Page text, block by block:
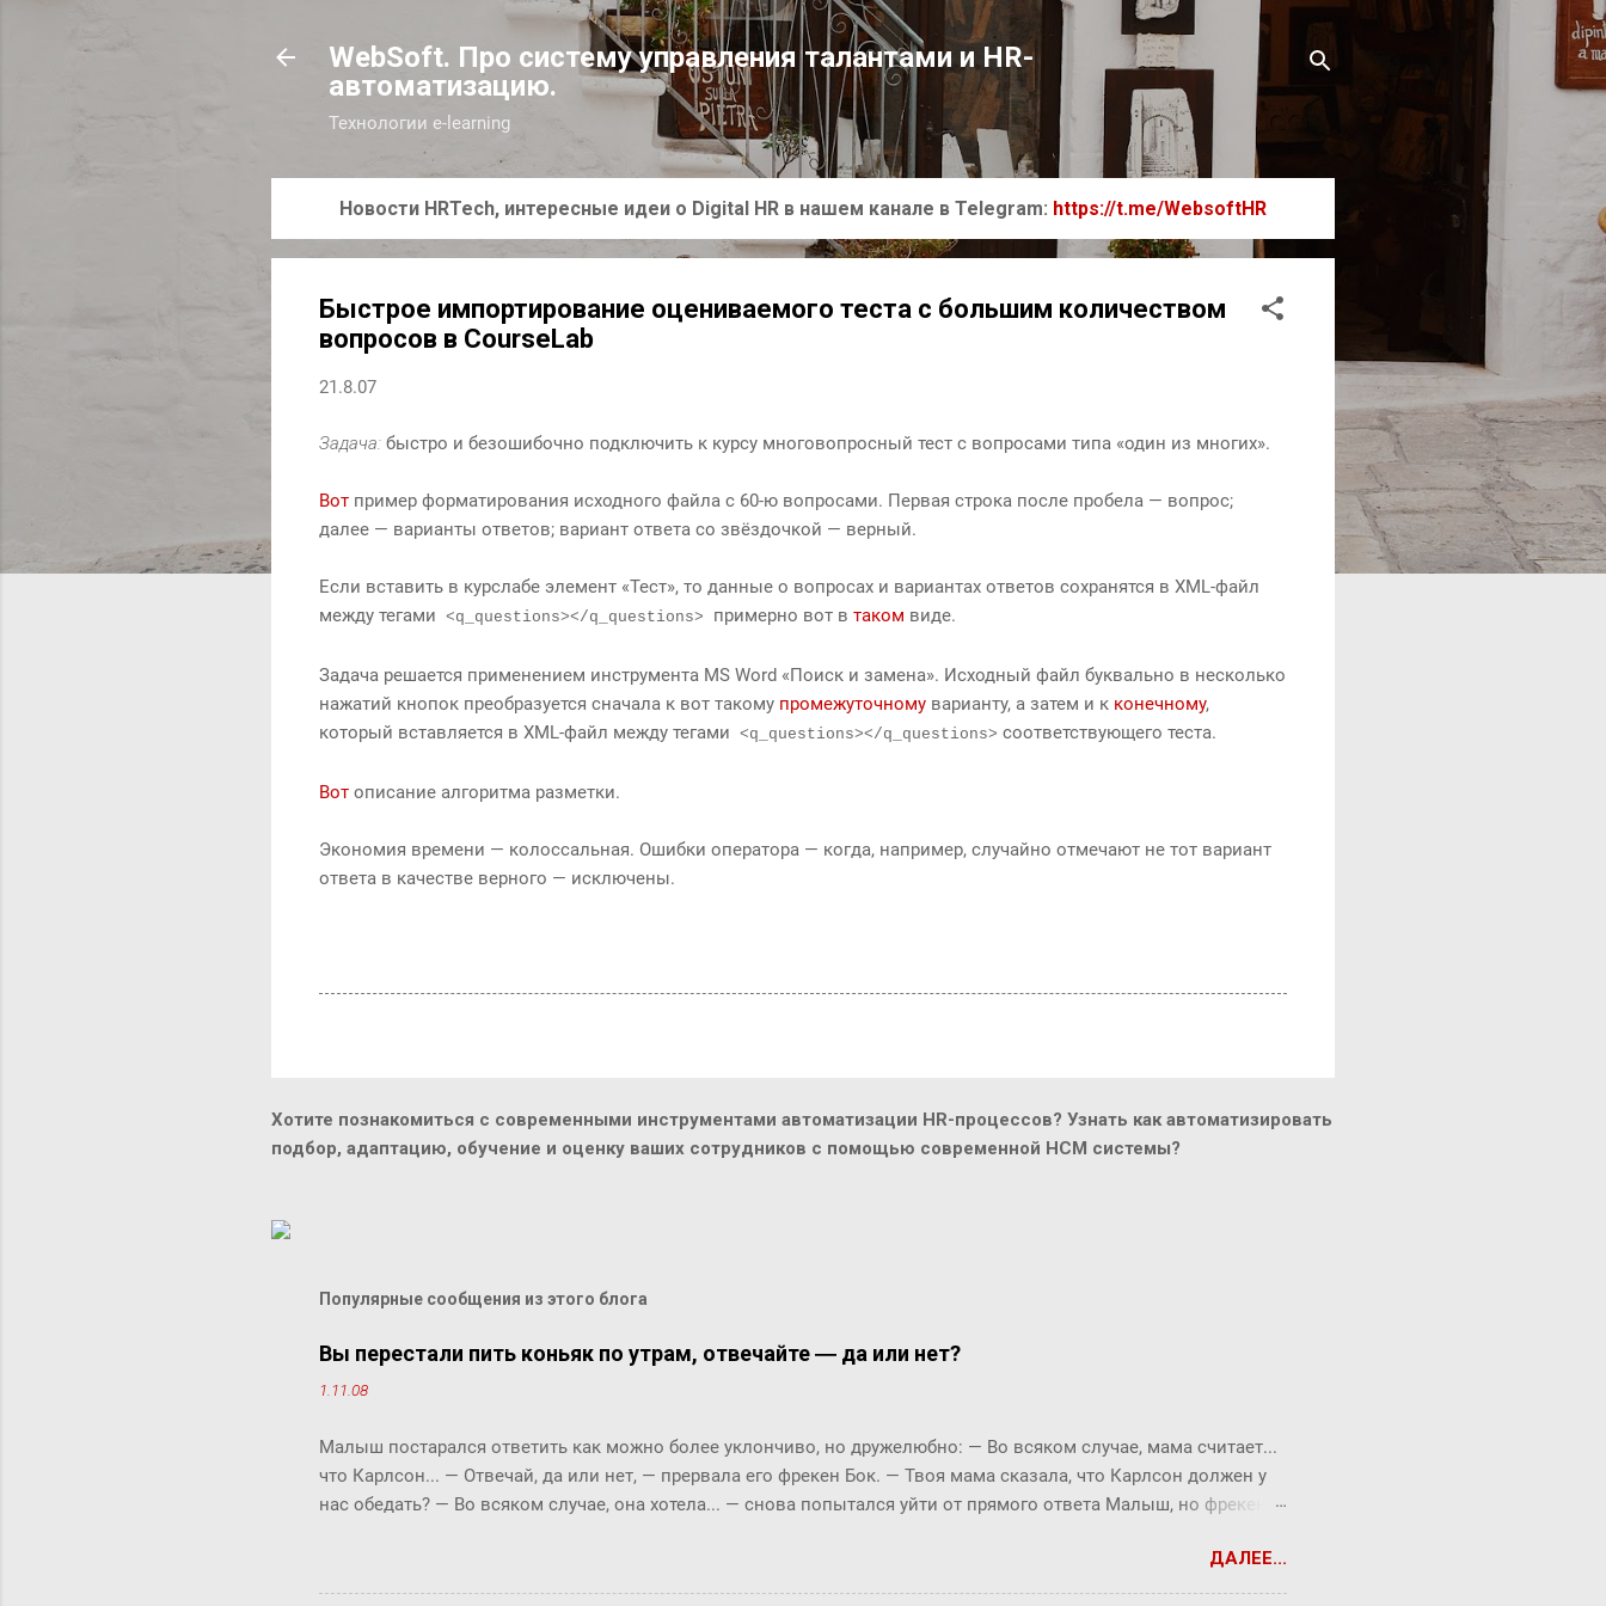
К основному контенту
WebSoft. Про систему управления талантами и HR-
автоматизацию.
Технологии e-learning
Новости HRTech, интересные идеи о Digital HR в нашем канале в Telegram: https://t.me/WebsoftHR
Быстрое импортирование оцениваемого теста с большим количеством
вопросов в CourseLab
21.8.07
Задача: быстро и безошибочно подключить к курсу многовопросный тест с вопросами типа «один из многих».
Вот пример форматирования исходного файла с 60-ю вопросами. Первая строка после пробела — вопрос;
далее — варианты ответов; вариант ответа со звёздочкой — верный.
Если вставить в курслабе элемент «Тест», то данные о вопросах и вариантах ответов сохранятся в XML-файл
между тегами <q_questions></q_questions> примерно вот в таком виде.
Задача решается применением инструмента MS Word «Поиск и замена». Исходный файл буквально в несколько
нажатий кнопок преобразуется сначала к вот такому промежуточному варианту, а затем и к конечному,
который вставляется в XML-файл между тегами <q_questions></q_questions> соответствующего теста.
Вот описание алгоритма разметки.
Экономия времени — колоссальная. Ошибки оператора — когда, например, случайно отмечают не тот вариант
ответа в качестве верного — исключены.
Хотите познакомиться с современными инструментами автоматизации HR-процессов? Узнать как автоматизировать
подбор, адаптацию, обучение и оценку ваших сотрудников с помощью современной HCM системы?
Популярные сообщения из этого блога
Вы перестали пить коньяк по утрам, отвечайте ― да или нет?
1.11.08
Малыш постарался ответить как можно более уклончиво, но дружелюбно: ― Во всяком случае, мама считает...
что Карлсон... ― Отвечай, да или нет, ― прервала его фрекен Бок. ― Твоя мама сказала, что Карлсон должен у
нас обедать? ― Во всяком случае, она хотела... ― снова попытался уйти от прямого ответа Малыш, но фрекен
ответить «да» или «нет», по-моему, это не трудно. ― Представь себе, трудно, ― вмешался Карлсон. ― Я сейчас
задам тебе простой вопрос, и ты сама в этом убедишься. Вот, слушай! Ты перестала пить коньяк по утрам,
ДАЛЕЕ...